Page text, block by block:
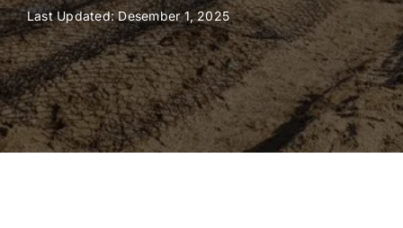
Last Updated: Desember 1, 2025